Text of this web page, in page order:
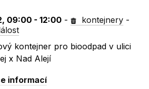
09:00 - 12:00 - kontejnery -
kontejner pro bioodpad v ulici
x Nad Alejí
informací